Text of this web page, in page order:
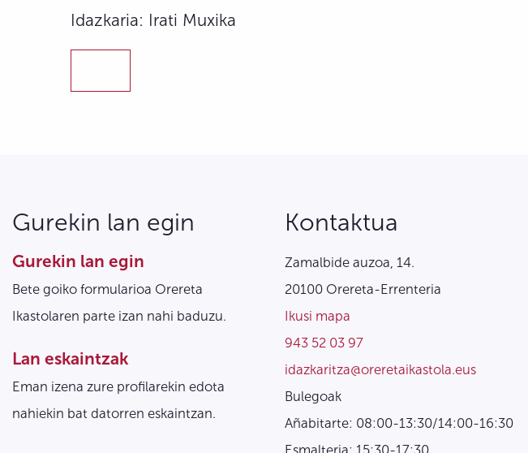
Idazkaria: Irati Muxika
Gurekin lan egin
Gurekin lan egin
Bete goiko formularioa Orereta
Ikastolaren parte izan nahi baduzu.
Lan eskaintzak
Eman izena zure profilarekin edota
nahiekin bat datorren eskaintzan.
Kontaktua
Zamalbide auzoa, 14.
20100 Orereta-Errenteria
Ikusi mapa
943 52 03 97
idazkaritza@oreretaikastola.eus
Bulegoak
Añabitarte: 08:00-13:30/14:00-16:30